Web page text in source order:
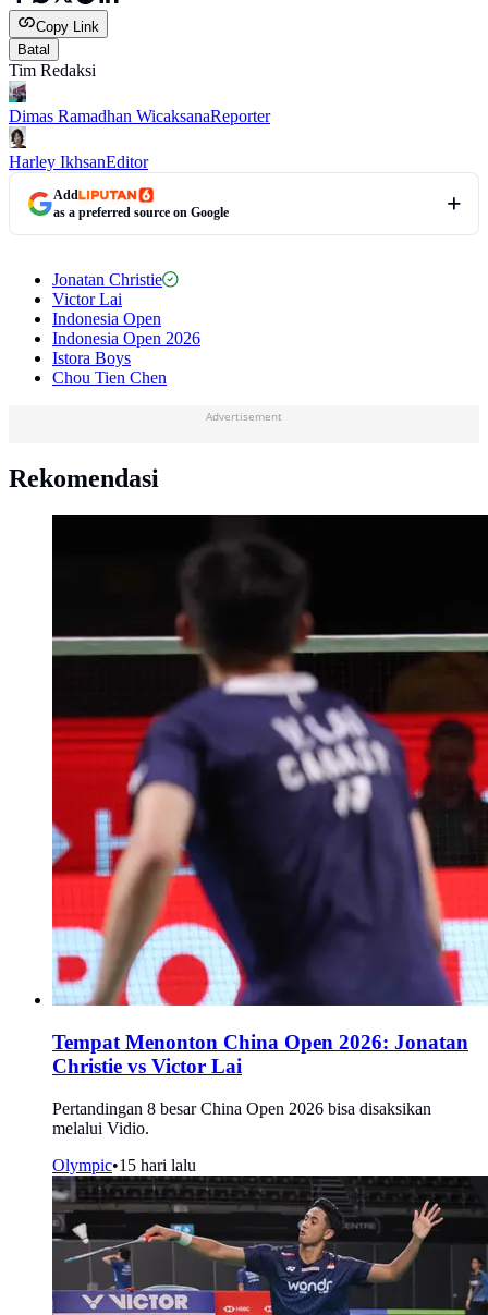
Copy Link
Batal
Tim Redaksi
Dimas Ramadhan WicaksanaReporter
Harley IkhsanEditor
Add
as a preferred source on Google
Jonatan Christie
Victor Lai
Indonesia Open
Indonesia Open 2026
Istora Boys
Chou Tien Chen
Advertisement
Rekomendasi
Tempat Menonton China Open 2026: Jonatan
Christie vs Victor Lai
Pertandingan 8 besar China Open 2026 bisa disaksikan
melalui Vidio.
Olympic•15 hari lalu